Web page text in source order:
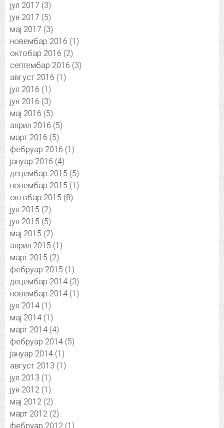
јул 2017 (3)
јун 2017 (5)
мај 2017 (3)
новембар 2016 (1)
октобар 2016 (2)
септембар 2016 (3)
август 2016 (1)
јул 2016 (1)
јун 2016 (3)
мај 2016 (5)
април 2016 (5)
март 2016 (5)
фебруар 2016 (1)
јануар 2016 (4)
децембар 2015 (5)
новембар 2015 (1)
октобар 2015 (8)
јул 2015 (2)
јун 2015 (5)
мај 2015 (2)
април 2015 (1)
март 2015 (2)
фебруар 2015 (1)
децембар 2014 (3)
новембар 2014 (1)
јул 2014 (1)
мај 2014 (1)
март 2014 (4)
фебруар 2014 (5)
јануар 2014 (1)
август 2013 (1)
јул 2013 (1)
јун 2012 (1)
мај 2012 (2)
март 2012 (2)
фебруар 2012 (1)